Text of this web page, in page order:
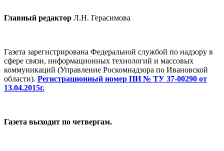
Главный редактор Л.Н. Герасимова
Газета зарегистрирована Федеральной службой по надзору в
сфере связи, информационных технологий и массовых
коммуникаций (Управление Роскомнадзора по Ивановской
области). Регистрационный номер ПИ № ТУ 37-00290 от
13.04.2015г.
Газета выходит по четвергам.